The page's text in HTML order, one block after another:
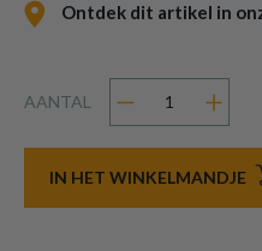
Ontdek dit artikel in
AANTAL
IN HET WINKELMANDJE